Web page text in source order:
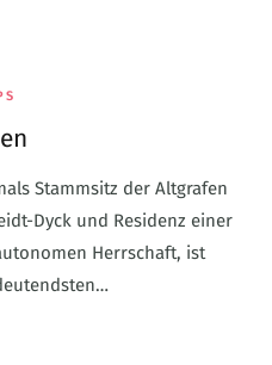
Stammsitz der Altgrafen
Dyck und Residenz einer
Herrschaft, ist